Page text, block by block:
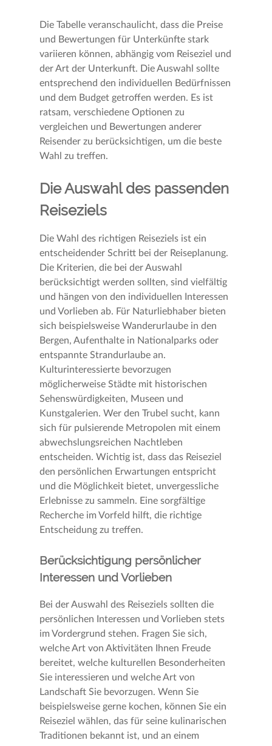
Die Tabelle veranschaulicht, dass die Preise
und Bewertungen für Unterkünfte stark
variieren können, abhängig vom Reiseziel und
der Art der Unterkunft. Die Auswahl sollte
entsprechend den individuellen Bedürfnissen
und dem Budget getroffen werden. Es ist
ratsam, verschiedene Optionen zu
vergleichen und Bewertungen anderer
Reisender zu berücksichtigen, um die beste
Wahl zu treffen.
Die Auswahl des passenden
Reiseziels
Die Wahl des richtigen Reiseziels ist ein
entscheidender Schritt bei der Reiseplanung.
Die Kriterien, die bei der Auswahl
berücksichtigt werden sollten, sind vielfältig
und hängen von den individuellen Interessen
und Vorlieben ab. Für Naturliebhaber bieten
sich beispielsweise Wanderurlaube in den
Bergen, Aufenthalte in Nationalparks oder
entspannte Strandurlaube an.
Kulturinteressierte bevorzugen
möglicherweise Städte mit historischen
Sehenswürdigkeiten, Museen und
Kunstgalerien. Wer den Trubel sucht, kann
sich für pulsierende Metropolen mit einem
abwechslungsreichen Nachtleben
entscheiden. Wichtig ist, dass das Reiseziel
den persönlichen Erwartungen entspricht
und die Möglichkeit bietet, unvergessliche
Erlebnisse zu sammeln. Eine sorgfältige
Recherche im Vorfeld hilft, die richtige
Entscheidung zu treffen.
Berücksichtigung persönlicher
Interessen und Vorlieben
Bei der Auswahl des Reiseziels sollten die
persönlichen Interessen und Vorlieben stets
im Vordergrund stehen. Fragen Sie sich,
welche Art von Aktivitäten Ihnen Freude
bereitet, welche kulturellen Besonderheiten
Sie interessieren und welche Art von
Landschaft Sie bevorzugen. Wenn Sie
beispielsweise gerne kochen, können Sie ein
Reiseziel wählen, das für seine kulinarischen
Traditionen bekannt ist, und an einem